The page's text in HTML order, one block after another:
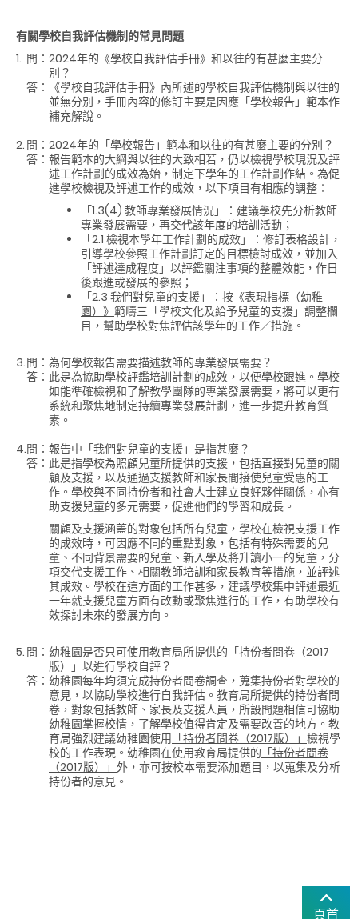
有關學校自我評估機制的常見問題
1. 問： 2024年的《學校自我評估手冊》和以往的有甚麼主要分
別？
答：
《學校自我評估手冊》內所述的學校自我評估機制與以往的
並無分別，手冊內容的修訂主要是因應「學校報告」範本作
補充解說。
2. 問： 2024年的「學校報告」範本和以往的有甚麼主要的分別？
答： 報告範本的大綱與以往的大致相若，仍以檢視學校現況及評
述工作計劃的成效為始，制定下學年的工作計劃作結。為促
進學校檢視及評述工作的成效，以下項目有相應的調整︰
「1.3(4) 教師專業發展情況」：建議學校先分析教師
專業發展需要，再交代該年度的培訓活動；
「2.1 檢視本學年工作計劃的成效」：修訂表格設計，
引導學校參照工作計劃訂定的目標檢討成效，並加入
「評述達成程度」以評鑑關注事項的整體效能，作日
後跟進或發展的參照；
「2.3 我們對兒童的支援」：按 《表現指標（幼稚
園）》 範疇三「學校文化及給予兒童的支援」調整欄
目，幫助學校對焦評估該學年的工作／措施。
3.問： 為何學校報告需要描述教師的專業發展需要？
答： 此是為協助學校評鑑培訓計劃的成效，以便學校跟進。學校
如能準確檢視和了解教學團隊的專業發展需要，將可以更有
系統和聚焦地制定持續專業發展計劃，進一步提升教育質
素。
4.問： 報告中「我們對兒童的支援」是指甚麼？
答： 此是指學校為照顧兒童所提供的支援，包括直接對兒童的關
顧及支援，以及通過支援教師和家長間接使兒童受惠的工
作。學校與不同持份者和社會人士建立良好夥伴關係，亦有
助支援兒童的多元需要，促進他們的學習和成長。
關顧及支援涵蓋的對象包括所有兒童，學校在檢視支援工作
的成效時，可因應不同的重點對象，包括有特殊需要的兒
童、不同背景需要的兒童、新入學及將升讀小一的兒童，分
項交代支援工作、相關教師培訓和家長教育等措施，並評述
其成效。學校在這方面的工作甚多，建議學校集中評述最近
一年就支援兒童方面有改動或聚焦進行的工作，有助學校有
效探討未來的發展方向。
5. 問： 幼稚園是否只可使用教育局所提供的「持份者問卷（2017
版）」以進行學校自評？
答： 幼稚園每年均須完成持份者問卷調查，蒐集持份者對學校的
意見，以協助學校進行自我評估。教育局所提供的持份者問
卷，對象包括教師、家長及支援人員，所設問題相信可協助
幼稚園掌握校情，了解學校值得肯定及需要改善的地方。教
育局強烈建議幼稚園使用 「持份者問卷（2017版）」 檢視學
校的工作表現。幼稚園在使用教育局提供的 「持份者問卷
（2017版）」 外，亦可按校本需要添加題目，以蒐集及分析
持份者的意見。
頁首